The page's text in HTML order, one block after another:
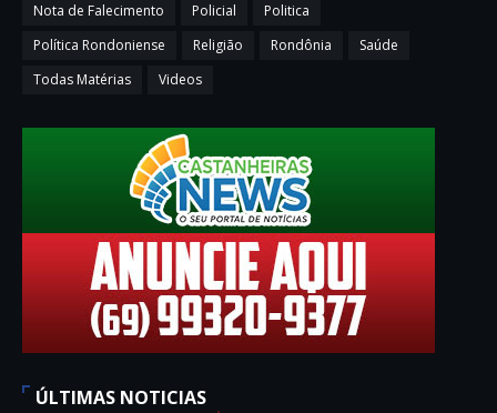
Nota de Falecimento
Policial
Politica
Política Rondoniense
Religião Rondônia
Saúde
Todas Matérias
Videos
ÚLTIMAS NOTICIAS